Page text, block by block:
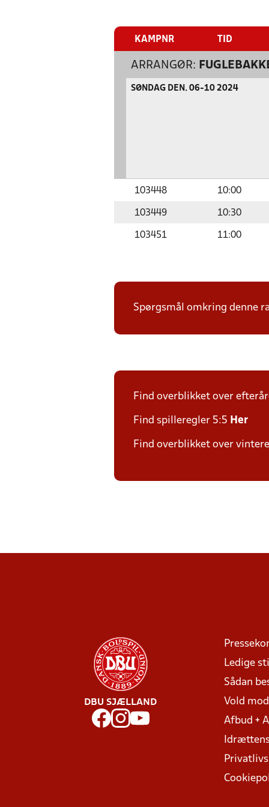
KAMPNR TID
ARRANGØR:
SØNDAG DEN. 06-10 2024
103448 10:00
103449 10:30
103451 11:00
Spørgsmål omkring denne
Find overblikket over
Find spilleregler 5:5 Her
Find overblikket over
DBU SJÆLLAND
Ledige
Sådan
Vold
Afbud +